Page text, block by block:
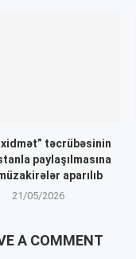
xidmət” təcrübəsinin
paylaşılmasına
aparılıb
21/05/2026
A COMMENT